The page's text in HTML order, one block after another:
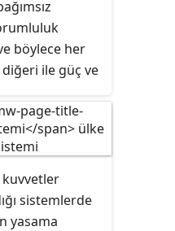
böylece her
ile güç ve
bu model ilk
Roma'da
yasama,
üzere üç
kuvvetler
sistemlerde
yasama